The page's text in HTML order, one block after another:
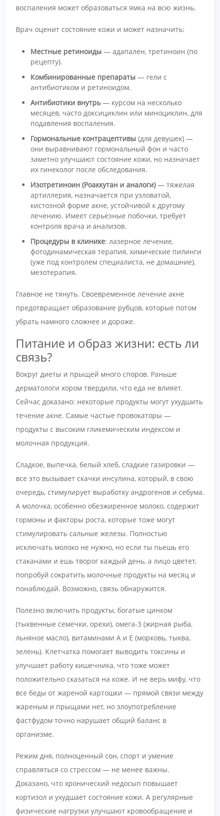
воспаления может образоваться ямка на всю жизнь.
Врач оценит состояние кожи и может назначить:
Местные ретиноиды — адапален, третиноин (по
рецепту).
Комбинированные препараты — гели с
антибиотиком и ретиноидом.
Антибиотики внутрь — курсом на несколько
месяцев, часто доксициклин или миноциклин, для
подавления воспаления.
Гормональные контрацептивы (для девушек) —
они выравнивают гормональный фон и часто
заметно улучшают состояние кожи, но назначает
их гинеколог после обследования.
Изотретиноин (Роаккутан и аналоги) — тяжелая
артиллерия, назначается при узловатой,
кистозной форме акне, устойчивой к другому
лечению. Имеет серьезные побочки, требует
контроля врача и анализов.
Процедуры в клинике: лазерное лечение,
фотодинамическая терапия, химические пилинги
(уже под контролем специалиста, не домашние),
мезотерапия.
Главное не тянуть. Своевременное лечение акне
предотвращает образование рубцов, которые потом
убрать намного сложнее и дороже.
Питание и образ жизни: есть ли
связь?
Вокруг диеты и прыщей много споров. Раньше
дерматологи хором твердили, что еда не влияет.
Сейчас доказано: некоторые продукты могут ухудшить
течение акне. Самые частые провокаторы —
продукты с высоким гликемическим индексом и
молочная продукция.
Сладкое, выпечка, белый хлеб, сладкие газировки —
все это вызывает скачки инсулина, который, в свою
очередь, стимулирует выработку андрогенов и себума.
А молочка, особенно обезжиренное молоко, содержит
гормоны и факторы роста, которые тоже могут
стимулировать сальные железы. Полностью
исключать молоко не нужно, но если ты пьешь его
стаканами и ешь творог каждый день, а лицо цветет,
попробуй сократить молочные продукты на месяц и
понаблюдай. Возможно, связь обнаружится.
Полезно включить продукты, богатые цинком
(тыквенные семечки, орехи), омега-3 (жирная рыба,
льняное масло), витаминами А и Е (морковь, тыква,
зелень). Клетчатка помогает выводить токсины и
улучшает работу кишечника, что тоже может
положительно сказаться на коже. И не верь мифу, что
все беды от жареной картошки — прямой связи между
жареным и прыщами нет, но злоупотребление
фастфудом точно нарушает общий баланс в
организме.
Режим дня, полноценный сон, спорт и умение
справляться со стрессом — не менее важны.
Доказано, что хронический недосып повышает
кортизол и ухудшает состояние кожи. А регулярные
физические нагрузки улучшают кровообращение и